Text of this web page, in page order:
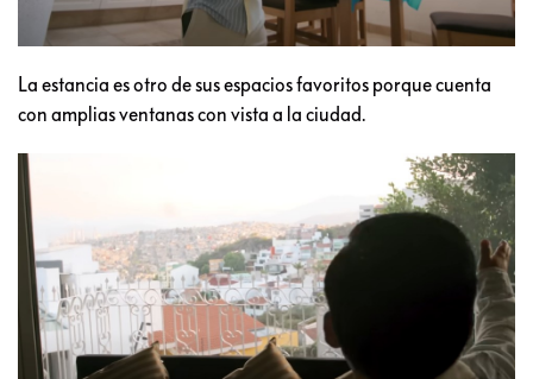
La estancia es otro de sus espacios favoritos porque cuenta
con amplias ventanas con vista a la ciudad.